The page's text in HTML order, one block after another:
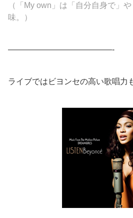
（「My own」は「自分自身で」
味。）
—————————————-
ライブではビヨンセの高い歌唱力